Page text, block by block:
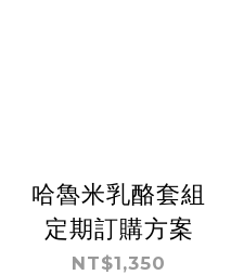
哈魯米乳酪套組
定期訂購方案
NT$1,350